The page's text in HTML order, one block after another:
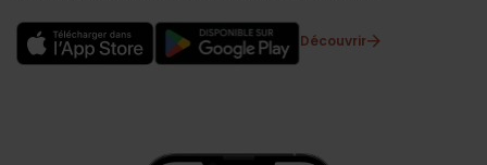
Découvrir